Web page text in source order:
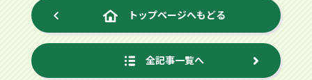
トップページへもどる
全記事一覧へ